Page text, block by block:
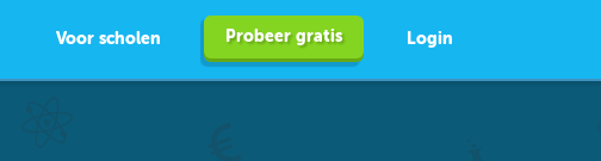
Voor scholen Probeer gratis Login